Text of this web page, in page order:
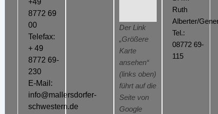
+49
8772 69
00
Telefax:
+ 49
8772 69-
230
E-Mail:
info@mallersdorfer-
schwestern.de
Der Link
„Größere
Karte
ansehen“
(links oben)
führt auf die
Seite von
Google
Ruth
Alberter/
Tel.:
08772 69-
115